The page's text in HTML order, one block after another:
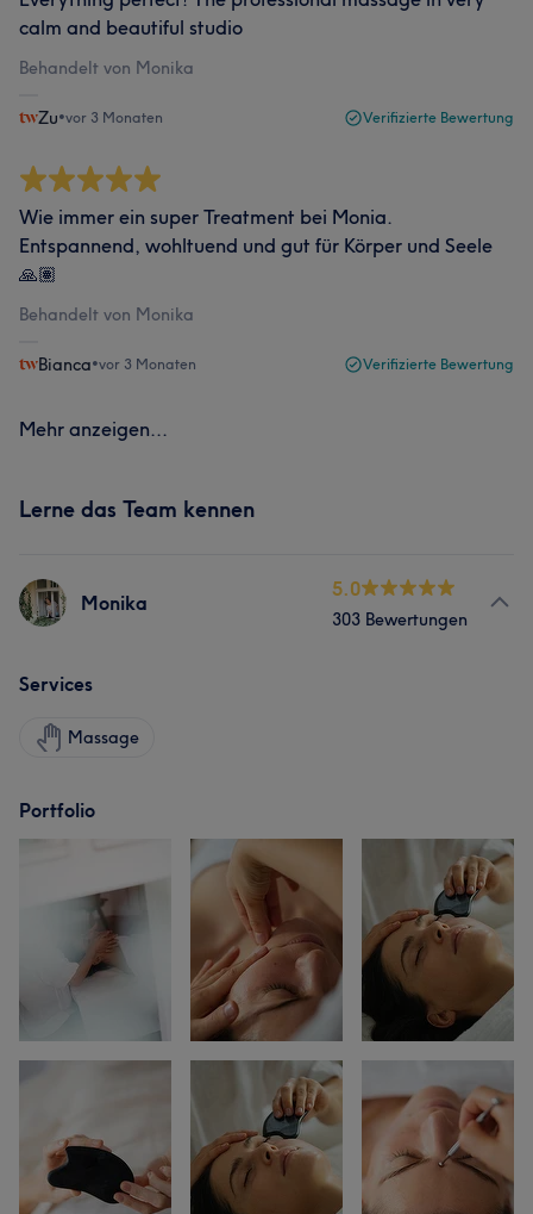
calm and beautiful studio
Behandelt von Monika
Zu•vor 3 Monaten Verifizierte Bewertung
Wie immer ein super Treatment bei Monia.
Entspannend, wohltuend und gut für Körper und Seele
🙏🏽
Behandelt von Monika
Bianca•vor 3 Monaten Verifizierte Bewertung
Mehr anzeigen...
Lerne das Team kennen
Monika
5.0
303 Bewertungen
Services
Massage
Portfolio